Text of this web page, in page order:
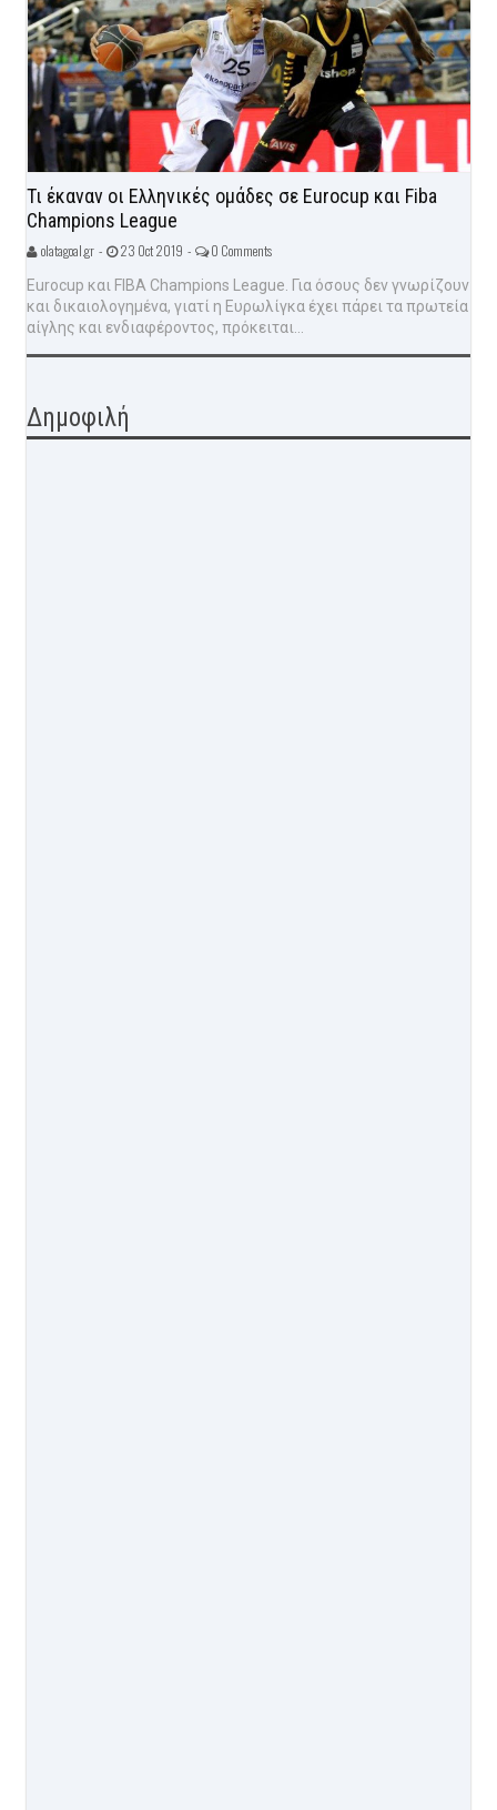
Τι έκαναν οι Ελληνικές ομάδες σε Eurocup και Fiba
Champions League
olatagoal.gr - 23 Oct 2019 - 0 Comments
Eurocup και FIBA Champions League. Για όσους δεν γνωρίζουν
και δικαιολογημένα, γιατί η Ευρωλίγκα έχει πάρει τα πρωτεία
αίγλης και ενδιαφέροντος, πρόκειται...
Δημοφιλή